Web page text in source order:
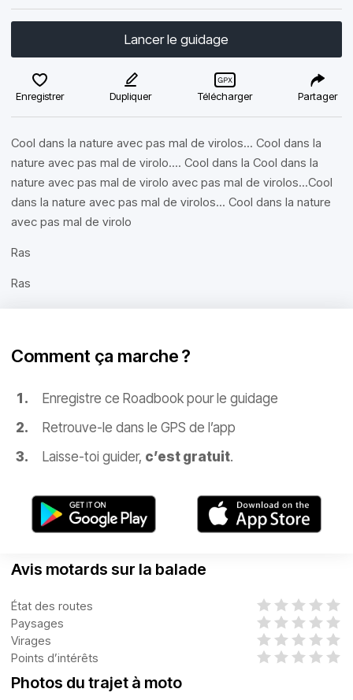
Lancer le guidage
Enregistrer Dupliquer Télécharger Partager
Cool dans la nature avec pas mal de virolos... Cool dans la
nature avec pas mal de virolo.... Cool dans la Cool dans la
nature avec pas mal de virolo avec pas mal de virolos...Cool
dans la nature avec pas mal de virolos... Cool dans la nature
avec pas mal de virolo
Ras
Ras
Comment ça marche ?
Enregistre ce Roadbook pour le guidage
Retrouve-le dans le GPS de l’app
Laisse-toi guider, c’est gratuit.
Avis motards sur la balade
État des routes
Paysages
Virages
Points d’intérêts
Photos du trajet à moto